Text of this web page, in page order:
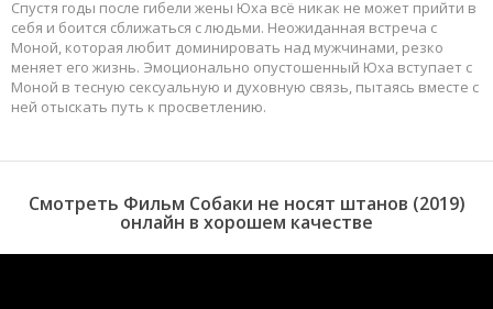
Спустя годы после гибели жены Юха всё никак не может прийти в
себя и боится сближаться с людьми. Неожиданная встреча с
Моной, которая любит доминировать над мужчинами, резко
меняет его жизнь. Эмоционально опустошенный Юха вступает с
Моной в тесную сексуальную и духовную связь, пытаясь вместе с
ней отыскать путь к просветлению.
Смотреть Фильм Собаки не носят штанов (2019)
онлайн в хорошем качестве